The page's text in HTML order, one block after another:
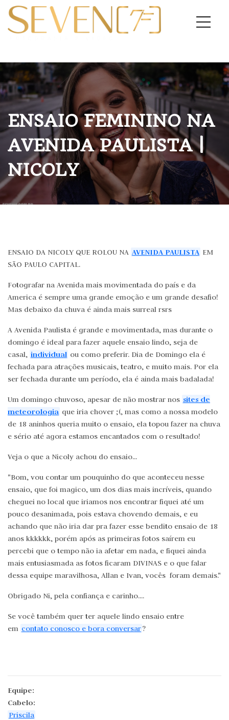
ENSAIO FEMININO NA
AVENIDA PAULISTA |
NICOLY
ENSAIO DA NICOLY QUE ROLOU NA AVENIDA PAULISTA EM
SÃO PAULO CAPITAL.
Fotografar na Avenida mais movimentada do país e da
America é sempre uma grande emoção e um grande desafio!
Mas debaixo da chuva é ainda mais surreal rsrs
A Avenida Paulista é grande e movimentada, mas durante o
domingo é ideal para fazer aquele ensaio lindo, seja de
casal, individual ou como preferir. Dia de Domingo ela é
fechada para atrações musicais, teatro, e muito mais. Por ela
ser fechada durante um período, ela é ainda mais badalada!
Um domingo chuvoso, apesar de não mostrar nos sites de
meteorologia que iria chover ;(, mas como a nossa modelo
de 18 aninhos queria muito o ensaio, ela topou fazer na chuva
e sério até agora estamos encantados com o resultado!
Veja o que a Nicoly achou do ensaio...
"Bom, vou contar um pouquinho do que aconteceu nesse
ensaio, que foi magico, um dos dias mais incríveis, quando
cheguei no local que iriamos nos encontrar fiquei até um
pouco desanimada, pois estava chovendo demais, e eu
achando que não iria dar pra fazer esse bendito ensaio de 18
anos kkkkkk, porém após as primeiras fotos saírem eu
percebi que o tempo não ia afetar em nada, e fiquei ainda
mais entusiasmada as fotos ficaram DIVINAS e o que falar
dessa equipe maravilhosa, Allan e Ivan, vocês foram demais."
Obrigado Ni, pela confiança e carinho....
Se você também quer ter aquele lindo ensaio entre
em contato conosco e bora conversar?
Equipe:
Cabelo:
Priscila